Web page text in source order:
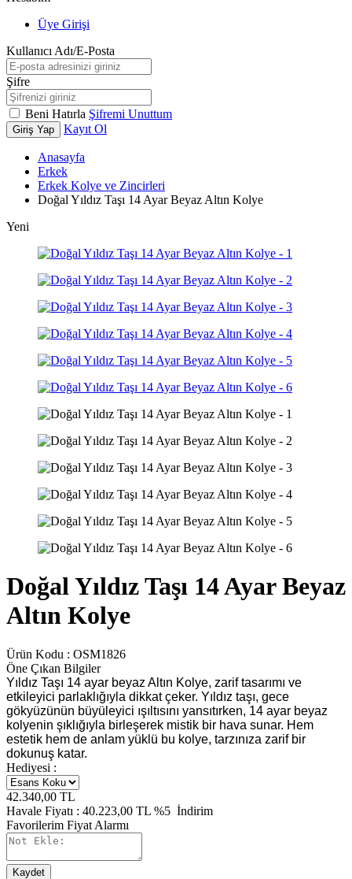
Üye Girişi
Kullanıcı Adı/E-Posta
Şifre
Beni Hatırla Şifremi Unuttum
Giriş Yap Kayıt Ol
Anasayfa
Erkek
Erkek Kolye ve Zincirleri
Doğal Yıldız Taşı 14 Ayar Beyaz Altın Kolye
Yeni
Doğal Yıldız Taşı 14 Ayar Beyaz
Altın Kolye
Ürün Kodu : OSM1826
Öne Çıkan Bilgiler
Yıldız Taşı 14 ayar beyaz Altın Kolye, zarif tasarımı ve
etkileyici parlaklığıyla dikkat çeker. Yıldız taşı, gece
gökyüzünün büyüleyici ışıltısını yansıtırken, 14 ayar beyaz
kolyenin şıklığıyla birleşerek mistik bir hava sunar. Hem
estetik hem de anlam yüklü bu kolye, tarzınıza zarif bir
dokunuş katar.
Hediyesi :
42.340,00 TL
Havale Fiyatı : 40.223,00 TL %5 İndirim
Favorilerim Fiyat Alarmı
Kaydet